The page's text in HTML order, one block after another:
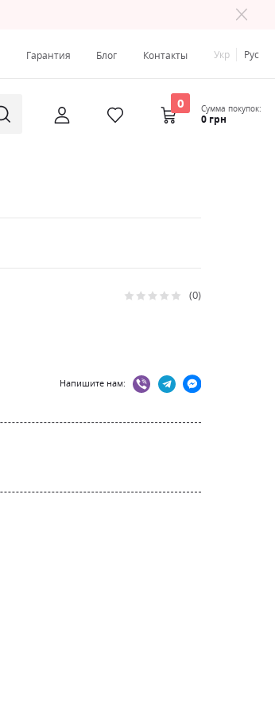
Гарантия Блог Контакты Укр Рус
0 Сумма покупок:
0 грн
Рейтинг: 0
Напишите нам: